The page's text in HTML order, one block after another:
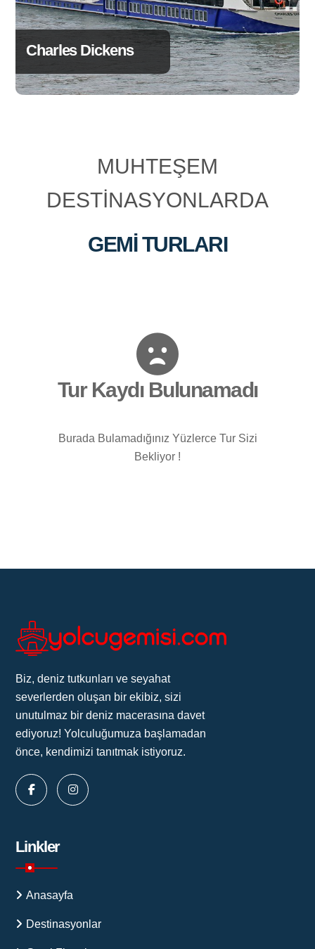
Charles Dickens
MUHTEŞEM
DESTİNASYONLARDA
GEMİ TURLARI
Tur Kaydı Bulunamadı
Burada Bulamadığınız Yüzlerce Tur Sizi
Bekliyor !
Biz, deniz tutkunları ve seyahat
severlerden oluşan bir ekibiz, sizi
unutulmaz bir deniz macerasına davet
ediyoruz! Yolculuğumuza başlamadan
önce, kendimizi tanıtmak istiyoruz.
Linkler
Anasayfa
Destinasyonlar